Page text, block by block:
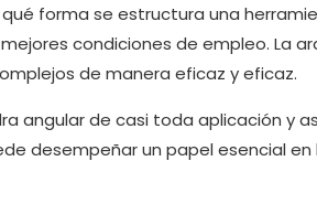
forma se estructura una
condiciones de empleo. La
de manera eficaz y eficaz.
angular de casi toda aplicación y
desempeñar un papel esencial en